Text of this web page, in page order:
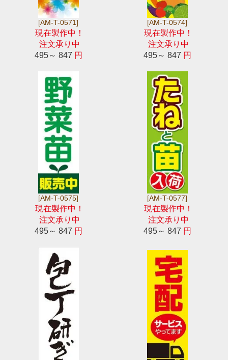
[AM-T-0571]
現在製作中！
注文承り中
495～ 847 円
[AM-T-0574]
現在製作中！
注文承り中
495～ 847 円
[AM-T-0575]
現在製作中！
注文承り中
495～ 847 円
[AM-T-0577]
現在製作中！
注文承り中
495～ 847 円